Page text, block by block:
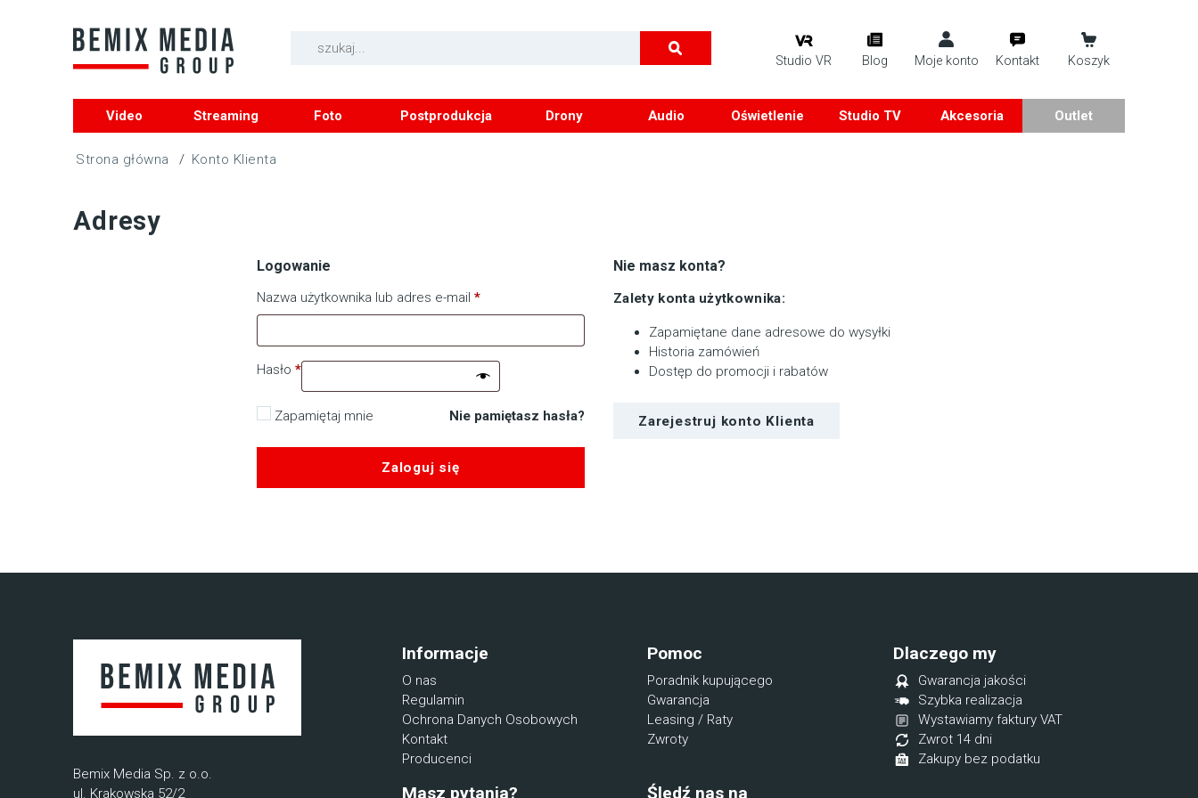
Studio VR Blog Moje konto Kontakt Koszyk
Video Streaming Foto Postprodukcja Drony Audio Oświetlenie Studio TV Akcesoria Outlet
/ Konto Klienta
Adresy
Logowanie
Nazwa użytkownika lub adres e-mail *
Hasło *
Zapamiętaj mnie Nie pamiętasz hasła?
Zaloguj się
Nie masz konta?
Zalety konta użytkownika:
Zapamiętane dane adresowe do wysyłki
Historia zamówień
Dostęp do promocji i rabatów
Zarejestruj konto Klienta
Bemix Media Sp. z o.o.
ul. Krakowska 52/2
Informacje
O nas
Regulamin
Ochrona Danych Osobowych
Kontakt
Producenci
Pomoc
Poradnik kupującego
Gwarancja
Leasing / Raty
Zwroty
Dlaczego my
Gwarancja jakości
Szybka realizacja
Wystawiamy faktury VAT
Zwrot 14 dni
Zakupy bez podatku
Masz pytania? Śledź nas na